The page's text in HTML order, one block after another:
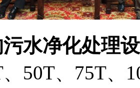
水净化处理
50T、75T、